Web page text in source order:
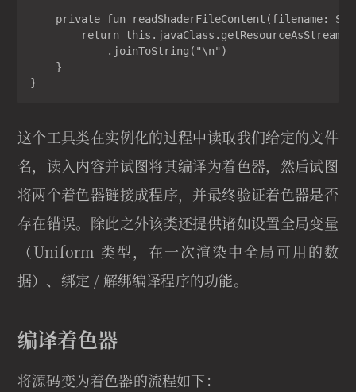
private fun readShaderFileContent(filename:
return
            .joinToString("\n")
    }
}
这个工具类在实例化的过程中读取我们给定的文件
名，读入内容并试图将其编译为着色器，然后试图
将两个着色器链接成程序，并最终验证着色器是否
存在错误。除此之外该类还提供诸如设置全局变量
（Uniform 类型，在一次渲染中全局可用的数
据）、绑定 / 解绑编译程序的功能。
编译着色器
将源码变为着色器的流程如下：